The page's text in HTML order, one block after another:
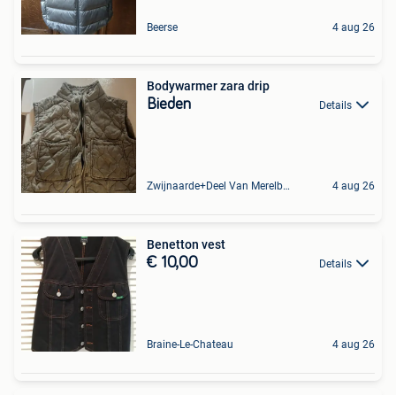
Beerse 4 aug 26
Bodywarmer zara drip
Bieden Details
Zwijnaarde+Deel Van Merelbeke 4 aug 26
Benetton vest
€ 10,00 Details
Braine-Le-Chateau 4 aug 26